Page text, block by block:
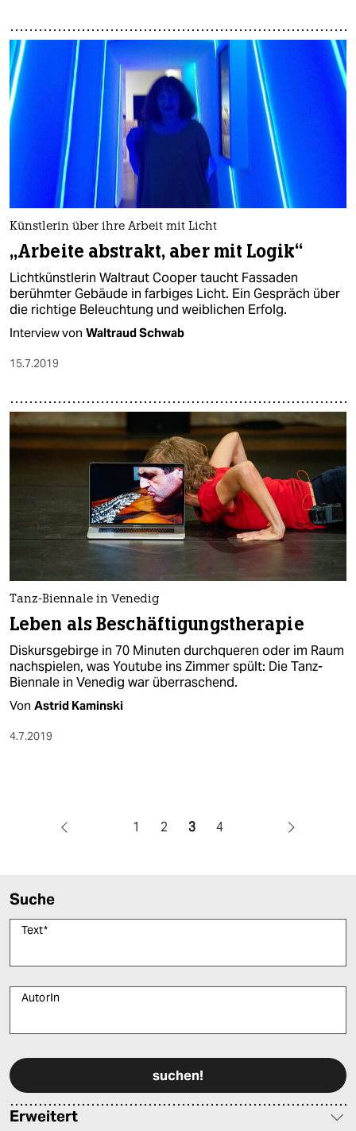
Künstlerin über ihre Arbeit mit Licht
„Arbeite abstrakt, aber mit Logik“
Lichtkünstlerin Waltraut Cooper taucht Fassaden
berühmter Gebäude in farbiges Licht. Ein Gespräch über
die richtige Beleuchtung und weiblichen Erfolg.
Interview von Waltraud Schwab
15.7.2019
Tanz-Biennale in Venedig
Leben als Beschäftigungstherapie
Diskursgebirge in 70 Minuten durchqueren oder im Raum
nachspielen, was Youtube ins Zimmer spült: Die Tanz-
Biennale in Venedig war überraschend.
Von Astrid Kaminski
4.7.2019
1 2 3 4
Suche
Text*
AutorIn
Erweitert